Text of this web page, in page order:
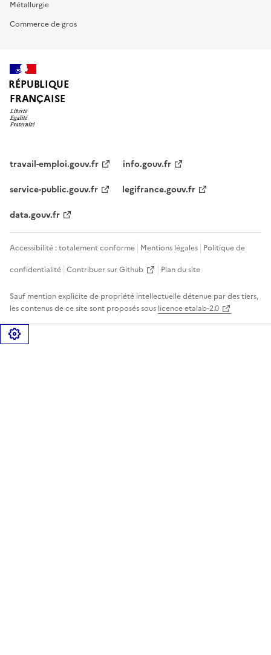
Métallurgie
Commerce de gros
RÉPUBLIQUE
FRANÇAISE
travail-emploi.gouv.fr
info.gouv.fr
service-public.gouv.fr
legifrance.gouv.fr
data.gouv.fr
Accessibilité : totalement conforme Mentions légales Politique de
confidentialité Contribuer sur Github Plan du site
Sauf mention explicite de propriété intellectuelle détenue par des tiers,
les contenus de ce site sont proposés sous licence etalab-2.0
Gérer les cookies